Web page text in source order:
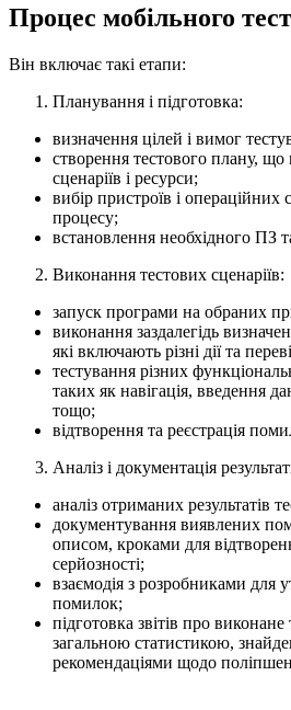
Процес мобільного
Він включає такі етапи:
Планування і підготовка:
визначення цілей і вимог
створення тестового плану, що
сценаріїв і ресурси;
вибір пристроїв і операційних
процесу;
встановлення необхідного ПЗ
Виконання тестових сценаріїв:
запуск програми на обраних
виконання заздалегідь
які включають різні дії та
тестування різних
таких як навігація, введення
тощо;
відтворення та реєстрація
Аналіз і документація
аналіз отриманих результатів
документування виявлених
описом, кроками для
серйозності;
взаємодія з розробниками для
помилок;
підготовка звітів про
загальною статистикою,
рекомендаціями щодо